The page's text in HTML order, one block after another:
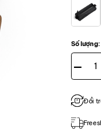
Số lượng:
CT
Đổi